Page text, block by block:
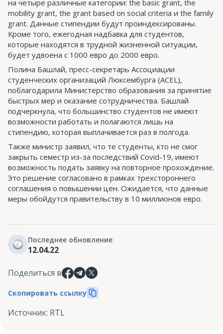
на четыре различные категории: the basic grant, the
mobility grant, the grant based on social criteria и the family
grant. Данные стипендии будут проиндексированы.
Кроме того, ежегодная надбавка для студентов,
которые находятся в трудной жизненной ситуации,
будет удвоена с 1000 евро до 2000 евро.
Полина Башлай, пресс-секретарь Ассоциации
студенческих организаций Люксембурга (ACEL),
поблагодарила Министерство образования за принятие
быстрых мер и оказание сотрудничества. Башлай
подчеркнула, что большинство студентов не имеют
возможности работать и полагаются лишь на
стипендию, которая выплачивается раз в полгода.
Также министр заявил, что те студенты, кто не смог
закрыть семестр из-за последствий Covid-19, имеют
возможность подать заявку на повторное прохождение.
Это решение согласовано в рамках трехстороннего
соглашения о повышении цен. Ожидается, что данные
меры обойдутся правительству в 10 миллионов евро.
Последнее обновление
12.04.22
Поделиться в
Скопировать ссылку
Источник: RTL